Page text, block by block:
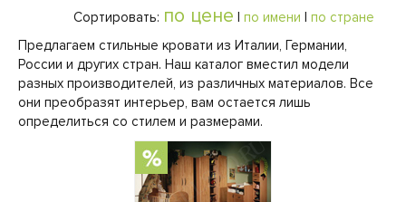
Сортировать: по цене | по имени | по стране
Предлагаем стильные кровати из Италии, Германии,
России и других стран. Наш каталог вместил модели
разных производителей, из различных материалов. Все
они преобразят интерьер, вам остается лишь
определиться со стилем и размерами.